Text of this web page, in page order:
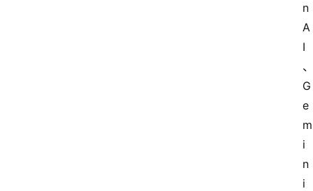
n
A
I
、
G
e
m
i
n
i